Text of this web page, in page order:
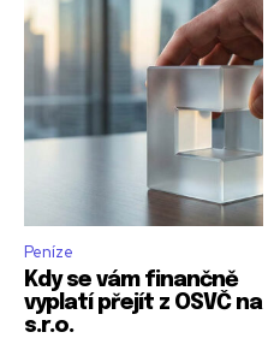
Peníze
Kdy se vám finančně
vyplatí přejít z OSVČ na
s.r.o.